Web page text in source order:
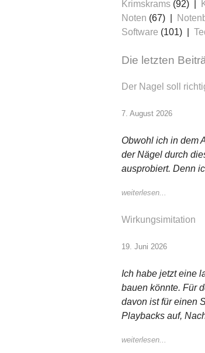
Krimskrams (92)
Noten (67)
Software (101)
Die letzten
Der Nagel soll
7. August 2026
Obwohl ich in dem
der Nägel durch
ausprobiert. Denn
weiterlesen...
Wirkungsimitation
19. Juni 2026
Ich habe jetzt eine
bauen könnte. Für
davon ist für einen
Playbacks auf,
weiterlesen...